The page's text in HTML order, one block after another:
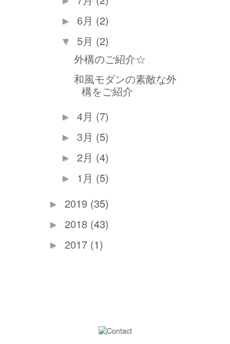
► 6月 (2)
▼ 5月 (2)
外構のご紹介☆
和風モダンの素敵な外
構をご紹介
► 4月 (7)
► 3月 (5)
► 2月 (4)
► 1月 (5)
► 2019 (35)
► 2018 (43)
► 2017 (1)